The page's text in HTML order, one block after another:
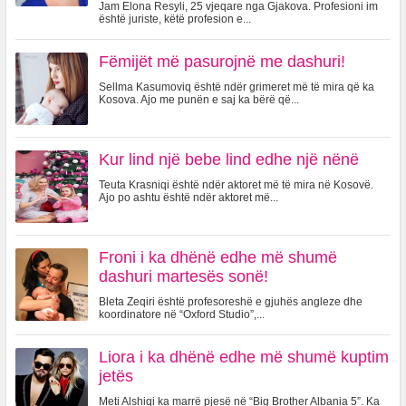
Jam Elona Resyli, 25 vjeqare nga Gjakova. Profesioni im
është juriste, këtë profesion e...
Fëmijët më pasurojnë me dashuri!
Sellma Kasumoviq është ndër grimeret më të mira që ka
Kosova. Ajo me punën e saj ka bërë që...
Kur lind një bebe lind edhe një nënë
Teuta Krasniqi është ndër aktoret më të mira në Kosovë.
Ajo po ashtu është ndër aktoret më...
Froni i ka dhënë edhe më shumë
dashuri martesës sonë!
Bleta Zeqiri është profesoreshë e gjuhës angleze dhe
koordinatore në “Oxford Studio”,...
Liora i ka dhënë edhe më shumë kuptim
jetës
Meti Alshiqi ka marrë pjesë në “Big Brother Albania 5”. Ka